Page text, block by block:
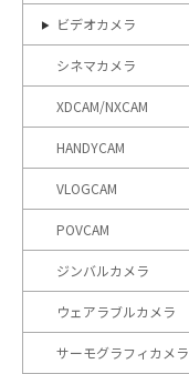
ビデオカメラ
シネマカメラ
XDCAM/NXCAM
HANDYCAM
VLOGCAM
POVCAM
ジンバルカメラ
ウェアラブルカメラ
サーモグラフィカメラ